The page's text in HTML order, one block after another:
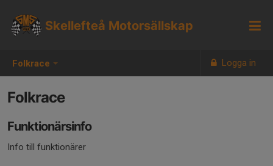
Folkrace Logga in
Skellefteå Motorsällskap
Folkrace
Funktionärsinfo
Info till funktionärer